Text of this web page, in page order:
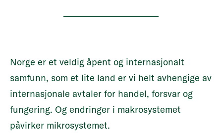
Norge er et veldig åpent og internasjonalt
samfunn, som et lite land er vi helt avhengige av
internasjonale avtaler for handel, forsvar og
fungering. Og endringer i makrosystemet
påvirker mikrosystemet.